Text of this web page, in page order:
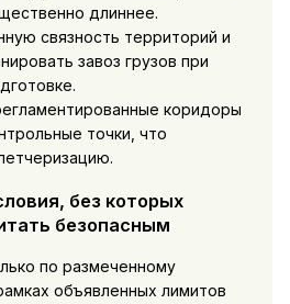
длиннее.
связность территорий и
завоз грузов при
коридоры
точки, что
без которых
безопасным
по размеченному
объявленных лимитов